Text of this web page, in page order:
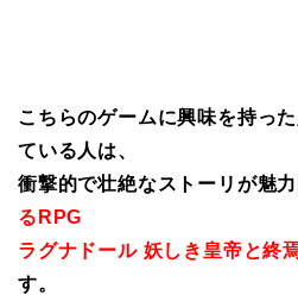
こちらのゲームに興味を持っ
ている人は、
衝撃的で壮絶なストーリが魅
るRPG
ラグナドール 妖しき皇帝と終
す。